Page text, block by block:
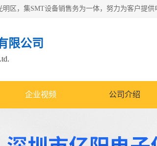
限公司
企业视频 公司介绍